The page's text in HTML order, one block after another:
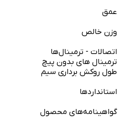
عمق
وزن خالص
اتصالات - ترمینال‌ها
ترمینال های بدون پیچ
طول روکش برداری سیم
استانداردها
گواهینامه‌های محصول